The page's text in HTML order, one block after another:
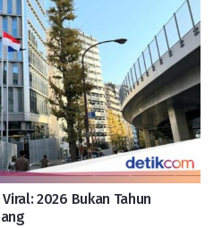
2026 Bukan Tahun